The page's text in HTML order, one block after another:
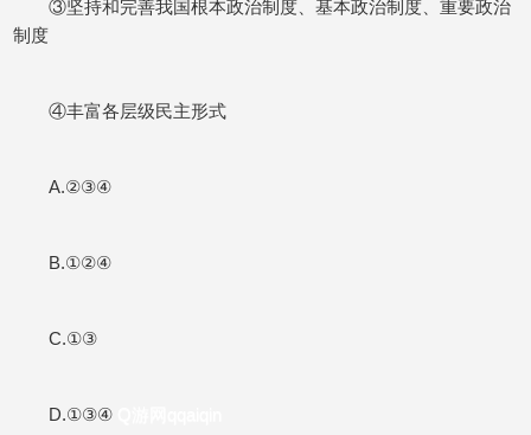
③坚持和完善我国根本政治制度、基本政治制度、重要政治
制度
④丰富各层级民主形式
A.②③④
B.①②④
C.①③
D.①③④